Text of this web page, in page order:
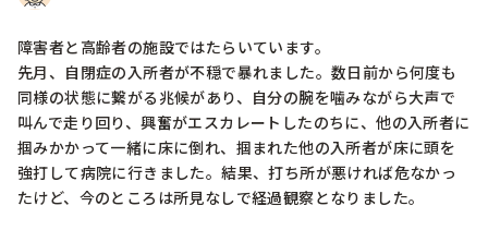
障害者と高齢者の施設ではたらいています。
先月、自閉症の入所者が不穏で暴れました。数日前から何度も
同様の状態に繋がる兆候があり、自分の腕を噛みながら大声で
叫んで走り回り、興奮がエスカレートしたのちに、他の入所者に
掴みかかって一緒に床に倒れ、掴まれた他の入所者が床に頭を
強打して病院に行きました。結果、打ち所が悪ければ危なかっ
たけど、今のところは所見なしで経過観察となりました。